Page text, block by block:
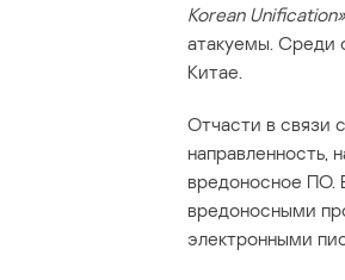
Korean
атакуемы. Среди
Китае.
Отчасти в связи
направленность,
вредоносное ПО.
вредоносными
электронными